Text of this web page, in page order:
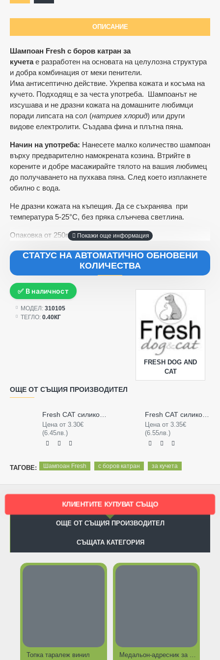
ОПИСАНИЕ
Шампоан Fresh с боров катран за
кучетае разработен на основата на целулозна структура
и добра комбинация от меки пенители.
Има антисептично действие. Укрепва кожата и косъма на
кучето. Подходящ е за честа употреба. Шампоанът не
изсушава и не дразни кожата на домашните любимци
поради липсата на сол (натриев хлорид) или други
видове електролити. Създава фина и плътна пяна.
Начин на употреба: Нанесете малко количество шампоан
върху предварително намокрената козина. Втрийте в
корените и добре масажирайте тялото на вашия любимец
до получаването на пухкава пяна. След което изплакнете
обилно с вода.
Не дразни кожата на къпещия. Да се съхранява при
температура 5-25°C, без пряка слънчева светлина.
Опаковка от 250ml.
СТАТУС НА АВТОМАТИЧНО ОБНОВЕНИ
КОЛИЧЕСТВА
✅ В наличност
МОДЕЛ: 310105
ТЕГЛО: 0.40КГ
FRESH DOG AND
CAT
ОЩЕ ОТ СЪЩИЯ ПРОИЗВОДИТЕЛ
Fresh CAT силиконова тоалетна за котки - 3,6 литра
Цена от 3.30€
(6.45лв.)
Fresh CAT силиконова тоалетна за котки - Бебешка пудра 3,6 литра
Цена от 3.35€
(6.55лв.)
ТАГОВЕ: Шампоан Fresh с боров катран за кучета
КЛИЕНТИТЕ КУПУВАТ СЪЩО
ОЩЕ ОТ СЪЩИЯ ПРОИЗВОДИТЕЛ
СЪЩАТА КАТЕГОРИЯ
Топка таралеж винил